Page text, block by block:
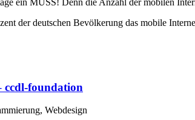
der deutschen Bevölkerung das mobile
ccdl-foundation
Webdesign